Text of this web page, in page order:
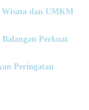
Wisata dan UMKM
Perkuat
Peringatan